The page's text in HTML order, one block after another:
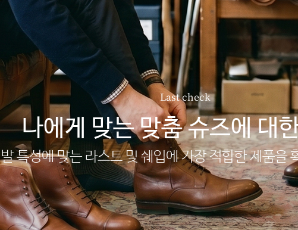
Last check
나에게 맞는 맞춤 슈즈에 대
발 특성에 맞는 라스트 및 쉐입에 가장 적합한 제품을